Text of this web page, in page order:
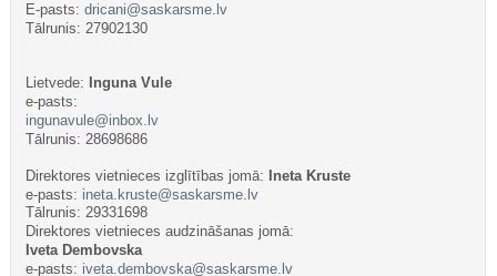
E-pasts: dricani@saskarsme.lv
Tālrunis: 27902130
Lietvede:
Inguna Vule
e-pasts:
ingunavule@inbox.lv
Tālrunis: 28698686
Direktores vietnieces izglītības jomā:
Ineta Kruste
e-pasts: ineta.kruste@saskarsme.lv
Tālrunis: 29331698
Direktores vietnieces audzināšanas jomā:
Iveta Dembovska
e-pasts: iveta.dembovska@saskarsme.lv